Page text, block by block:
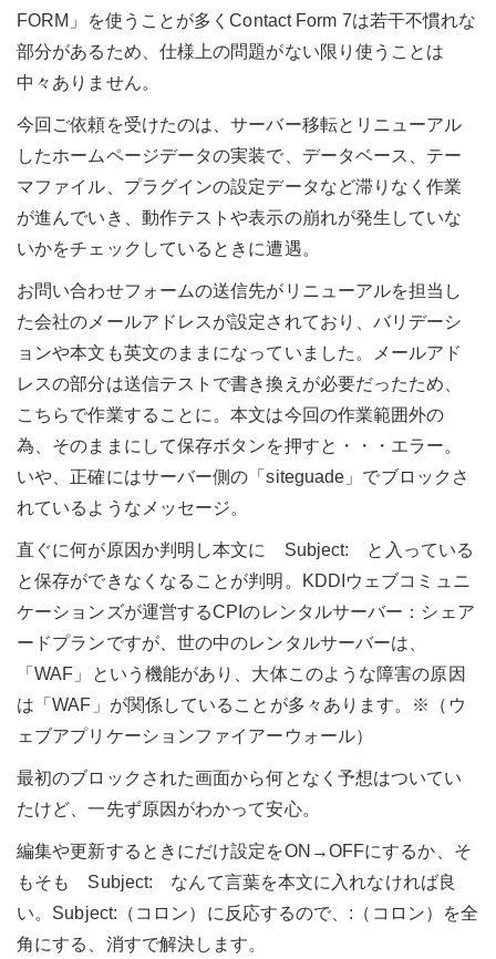
FORM」を使うことが多くContact Form 7は若干不慣れな
部分があるため、仕様上の問題がない限り使うことは
中々ありません。
今回ご依頼を受けたのは、サーバー移転とリニューアル
したホームページデータの実装で、データベース、テー
マファイル、プラグインの設定データなど滞りなく作業
が進んでいき、動作テストや表示の崩れが発生していな
いかをチェックしているときに遭遇。
お問い合わせフォームの送信先がリニューアルを担当し
た会社のメールアドレスが設定されており、バリデーシ
ョンや本文も英文のままになっていました。メールアド
レスの部分は送信テストで書き換えが必要だったため、
こちらで作業することに。本文は今回の作業範囲外の
為、そのままにして保存ボタンを押すと・・・エラー。
いや、正確にはサーバー側の「siteguade」でブロックさ
れているようなメッセージ。
直ぐに何が原因か判明し本文に Subject: と入っている
と保存ができなくなることが判明。KDDIウェブコミュニ
ケーションズが運営するCPIのレンタルサーバー：シェア
ードプランですが、世の中のレンタルサーバーは、
「WAF」という機能があり、大体このような障害の原因
は「WAF」が関係していることが多々あります。※（ウ
ェブアプリケーションファイアーウォール）
最初のブロックされた画面から何となく予想はついてい
たけど、一先ず原因がわかって安心。
編集や更新するときにだけ設定をON→OFFにするか、そ
もそも Subject: なんて言葉を本文に入れなければ良
い。Subject:（コロン）に反応するので、:（コロン）を全
角にする、消すで解決します。